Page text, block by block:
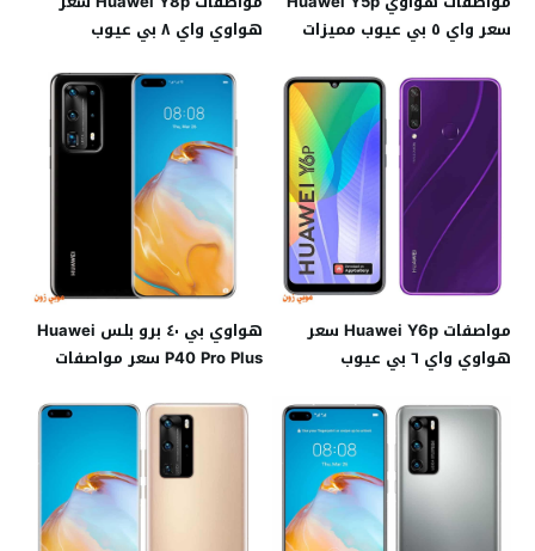
سعر واي ٥ بي عيوب مميزات
هواوي واي ٨ بي عيوب
مواصفات Huawei Y6p سعر
هواوي واي ٦ بي عيوب
هواوي بي ٤٠ برو بلس Huawei
P40 Pro Plus سعر مواصفات